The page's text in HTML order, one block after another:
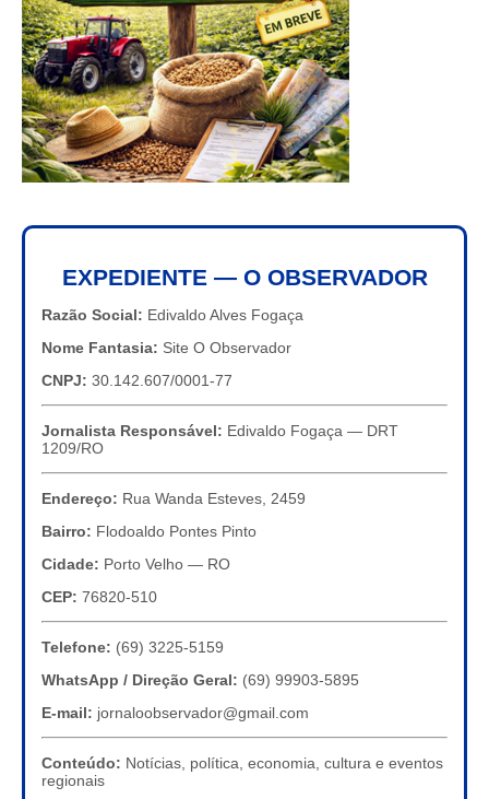
EXPEDIENTE — O OBSERVADOR
Razão Social: Edivaldo Alves Fogaça
Nome Fantasia: Site O Observador
CNPJ: 30.142.607/0001-77
Jornalista Responsável: Edivaldo Fogaça — DRT
1209/RO
Endereço: Rua Wanda Esteves, 2459
Bairro: Flodoaldo Pontes Pinto
Cidade: Porto Velho — RO
CEP: 76820-510
Telefone: (69) 3225-5159
WhatsApp / Direção Geral: (69) 99903-5895
E-mail: jornaloobservador@gmail.com
Conteúdo: Notícias, política, economia, cultura e eventos
regionais